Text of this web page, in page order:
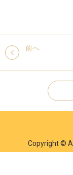
前へ
Copyright ©